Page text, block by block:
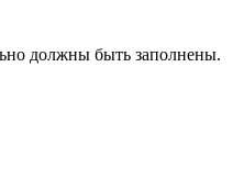
должны быть заполнены.